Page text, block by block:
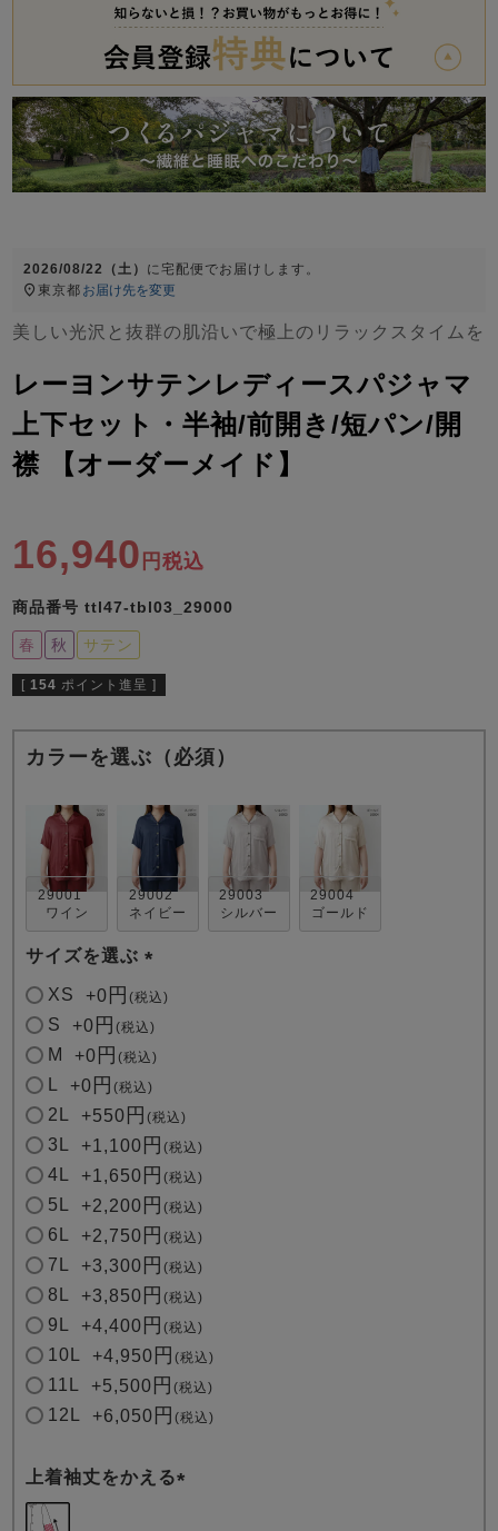
売れ筋ランキング
ズボン単品
すべてのキッ
ズ
ガールズ前開
き
ガールズかぶ
ボーイズ長袖
ガールズ上着
単品
ガールズズボ
ン単品
ボーイズ上着
ボーイズズボ
売れ筋ランキング
- Item Ranking -
すべてのデザインのパジャマ一覧はこちら
2026/08/22（土） に宅配便 でお届けします。
東京都 お届け先を変更
美しい光沢と抜群の肌沿いで極上のリラックスタイムを
レーヨンサテンレディースパジャマ
上下セット・半袖/前開き/短パン/開
襟 【オーダーメイド】
16,940 税込
商品番号 ttl47-tbl03_29000
春 秋 サテン
[ 154 ポイント進呈 ]
カラーを選ぶ（必須）
29001
ワイン
29002
ネイビー
29003
シルバー
29004
ゴールド
サイズを選ぶ
(
)
XS +0 税込
S +0 税込
M +0 税込
+0 税込
2L +550 税込
3L +1,100 税込
4L +1,650 税込
5L +2,200 税込
6L +2,750 税込
7L +3,300 税込
8L +3,850 税込
9L +4,400 税込
10L +4,950 税込
11L +5,500 税込
12L +6,050 税込
上着袖丈をかえる